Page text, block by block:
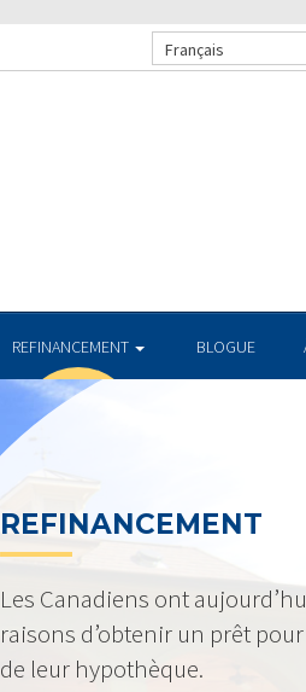
Français
REFINANCEMENT BLOGUE
REFINANCEMENT
Les Canadiens ont
raisons d’obtenir un prêt
de leur hypothèque.